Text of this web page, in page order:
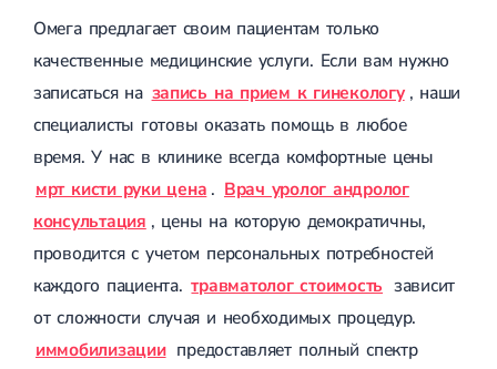
Омега предлагает своим пациентам только
качественные медицинские услуги. Если вам нужно
записаться на запись на прием к гинекологу , наши
специалисты готовы оказать помощь в любое
время. У нас в клинике всегда комфортные цены
мрт кисти руки цена . Врач уролог андролог
консультация , цены на которую демократичны,
проводится с учетом персональных потребностей
каждого пациента. травматолог стоимость зависит
от сложности случая и необходимых процедур.
иммобилизации предоставляет полный спектр